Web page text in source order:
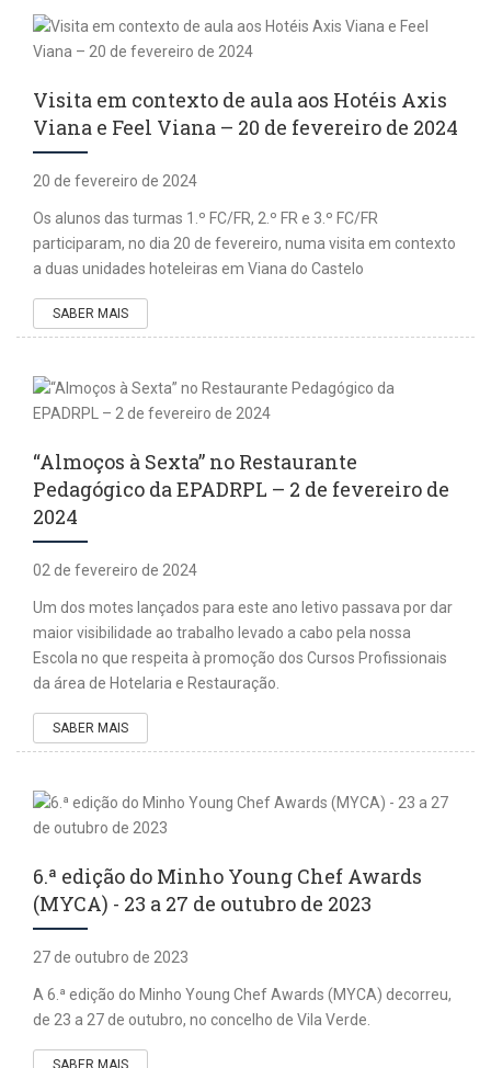
Visita em contexto de aula aos Hotéis Axis
Viana e Feel Viana – 20 de fevereiro de 2024
20 de fevereiro de 2024
Os alunos das turmas 1.º FC/FR, 2.º FR e 3.º FC/FR
participaram, no dia 20 de fevereiro, numa visita em contexto
a duas unidades hoteleiras em Viana do Castelo
SABER MAIS
“Almoços à Sexta” no Restaurante
Pedagógico da EPADRPL – 2 de fevereiro de
2024
02 de fevereiro de 2024
Um dos motes lançados para este ano letivo passava por dar
maior visibilidade ao trabalho levado a cabo pela nossa
Escola no que respeita à promoção dos Cursos Profissionais
da área de Hotelaria e Restauração.
SABER MAIS
6.ª edição do Minho Young Chef Awards
(MYCA) - 23 a 27 de outubro de 2023
27 de outubro de 2023
A 6.ª edição do Minho Young Chef Awards (MYCA) decorreu,
de 23 a 27 de outubro, no concelho de Vila Verde.
SABER MAIS